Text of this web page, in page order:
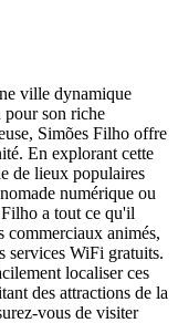
ville dynamique
pour son riche
Simões Filho offre
En explorant cette
de lieux populaires
numérique ou
a tout ce qu'il
commerciaux animés,
services WiFi gratuits.
localiser ces
des attractions de la
vous de visiter